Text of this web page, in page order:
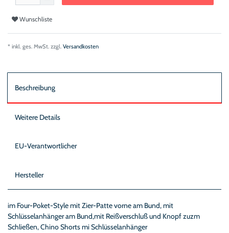
Wunschliste
* inkl. ges. MwSt. zzgl. Versandkosten
Beschreibung
Weitere Details
EU-Verantwortlicher
Hersteller
im Four-Poket-Style mit Zier-Patte vorne am Bund, mit
Schlüsselanhänger am Bund,mit Reißverschluß und Knopf zuzm
Schließen, Chino Shorts mi Schlüsselanhänger